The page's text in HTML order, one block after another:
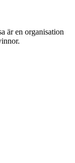
är en organisation